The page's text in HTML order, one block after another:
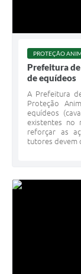
PROTEÇÃO
Prefeitura
de equídeos
A Prefeitura
Proteção
equídeos
existentes no
reforçar as
tutores devem